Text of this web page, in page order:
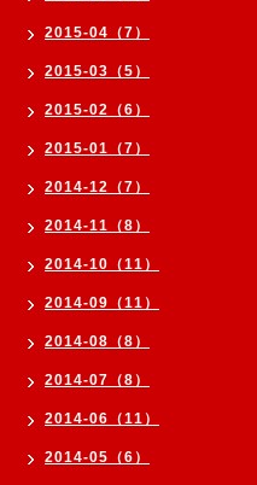
2015-04（7）
2015-03（5）
2015-02（6）
2015-01（7）
2014-12（7）
2014-11（8）
2014-10（11）
2014-09（11）
2014-08（8）
2014-07（8）
2014-06（11）
2014-05（6）